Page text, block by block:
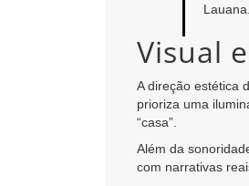
Lauana.
Visual
A direção estética
prioriza uma
“casa”.
Além da
com narrativas